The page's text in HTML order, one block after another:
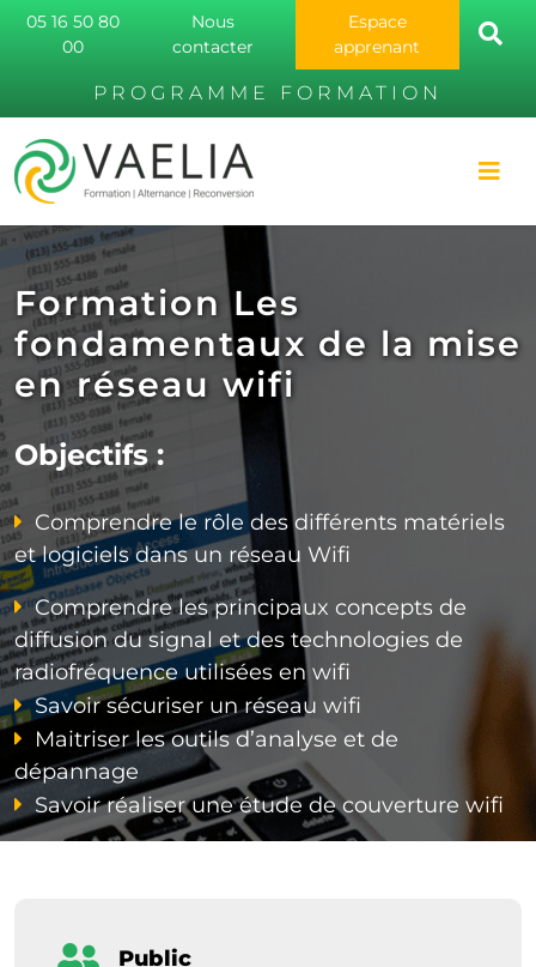
05 16 50 80
00
Nous
contacter
Espace
apprenant
PROGRAMME FORMATION
Formation Les
fondamentaux de la mise
en réseau wifi
Objectifs :
Comprendre le rôle des différents matériels
et logiciels dans un réseau Wifi
Comprendre les principaux concepts de
diffusion du signal et des technologies de
radiofréquence utilisées en wifi
Savoir sécuriser un réseau wifi
Maitriser les outils d’analyse et de
dépannage
Savoir réaliser une étude de couverture wifi
Public